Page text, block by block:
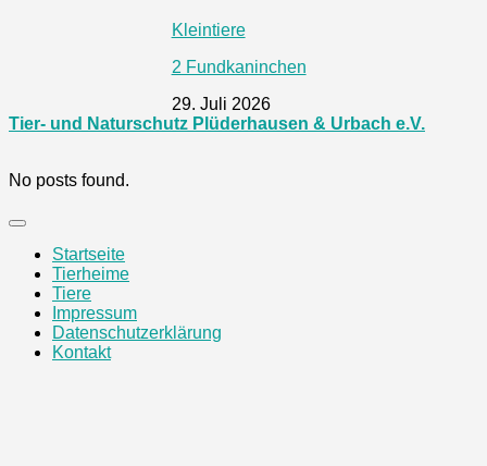
Kleintiere
2 Fundkaninchen
29. Juli 2026
Tier- und Naturschutz Plüderhausen & Urbach e.V.
No posts found.
Startseite
Tierheime
Tiere
Impressum
Datenschutzerklärung
Kontakt